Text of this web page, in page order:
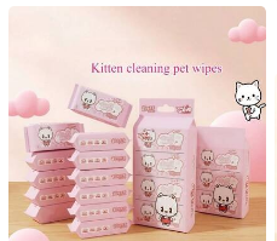
推薦 家居&生活 手機 & 手機配件